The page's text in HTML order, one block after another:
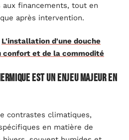
aux financements, tout en
après intervention.
L'installation d'une douche
et de la commodité
est un enjeu majeur en
contrastes climatiques,
en matière de